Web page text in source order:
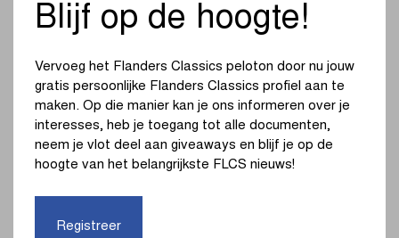
Guadaloupe, Guyana, Haiti, Jamaica, Martinique,
Montserrat, Saba, Saint Barthélemy, Saint Eustatius,
Grenadines, Suriname, Trinidad and Tobago, Turks and
Caicos
Sky: Nieuw-Zeeland
Supersport: Angola, Burundi, Benin, Botswana, Burkina
Faso, Kameroen, Centraal-Afrikaanse Republiek,
Tsjaad, Congo, Kaapverdië, Ivoorkust, Comoren,
Guinee, Guinee-Bissau, Kenia, Lesotho, Liberia,
Blijf op de hoogte!
Vervoeg het Flanders Classics peloton door nu jouw
gratis persoonlijke Flanders Classics profiel aan te
maken. Op die manier kan je ons informeren over je
interesses, heb je toegang tot alle documenten,
neem je vlot deel aan giveaways en blijf je op de
hoogte van het belangrijkste FLCS nieuws!
Registreer